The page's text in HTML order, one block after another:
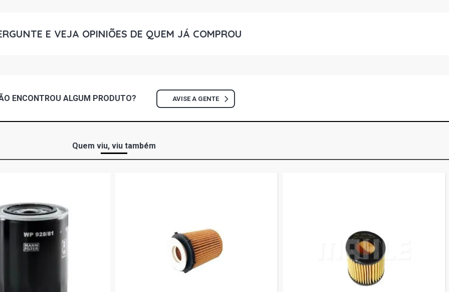
E VEJA OPINIÕES DE QUEM JÁ COMPROU
ENCONTROU ALGUM PRODUTO? AVISE A GENTE
Quem viu, viu também